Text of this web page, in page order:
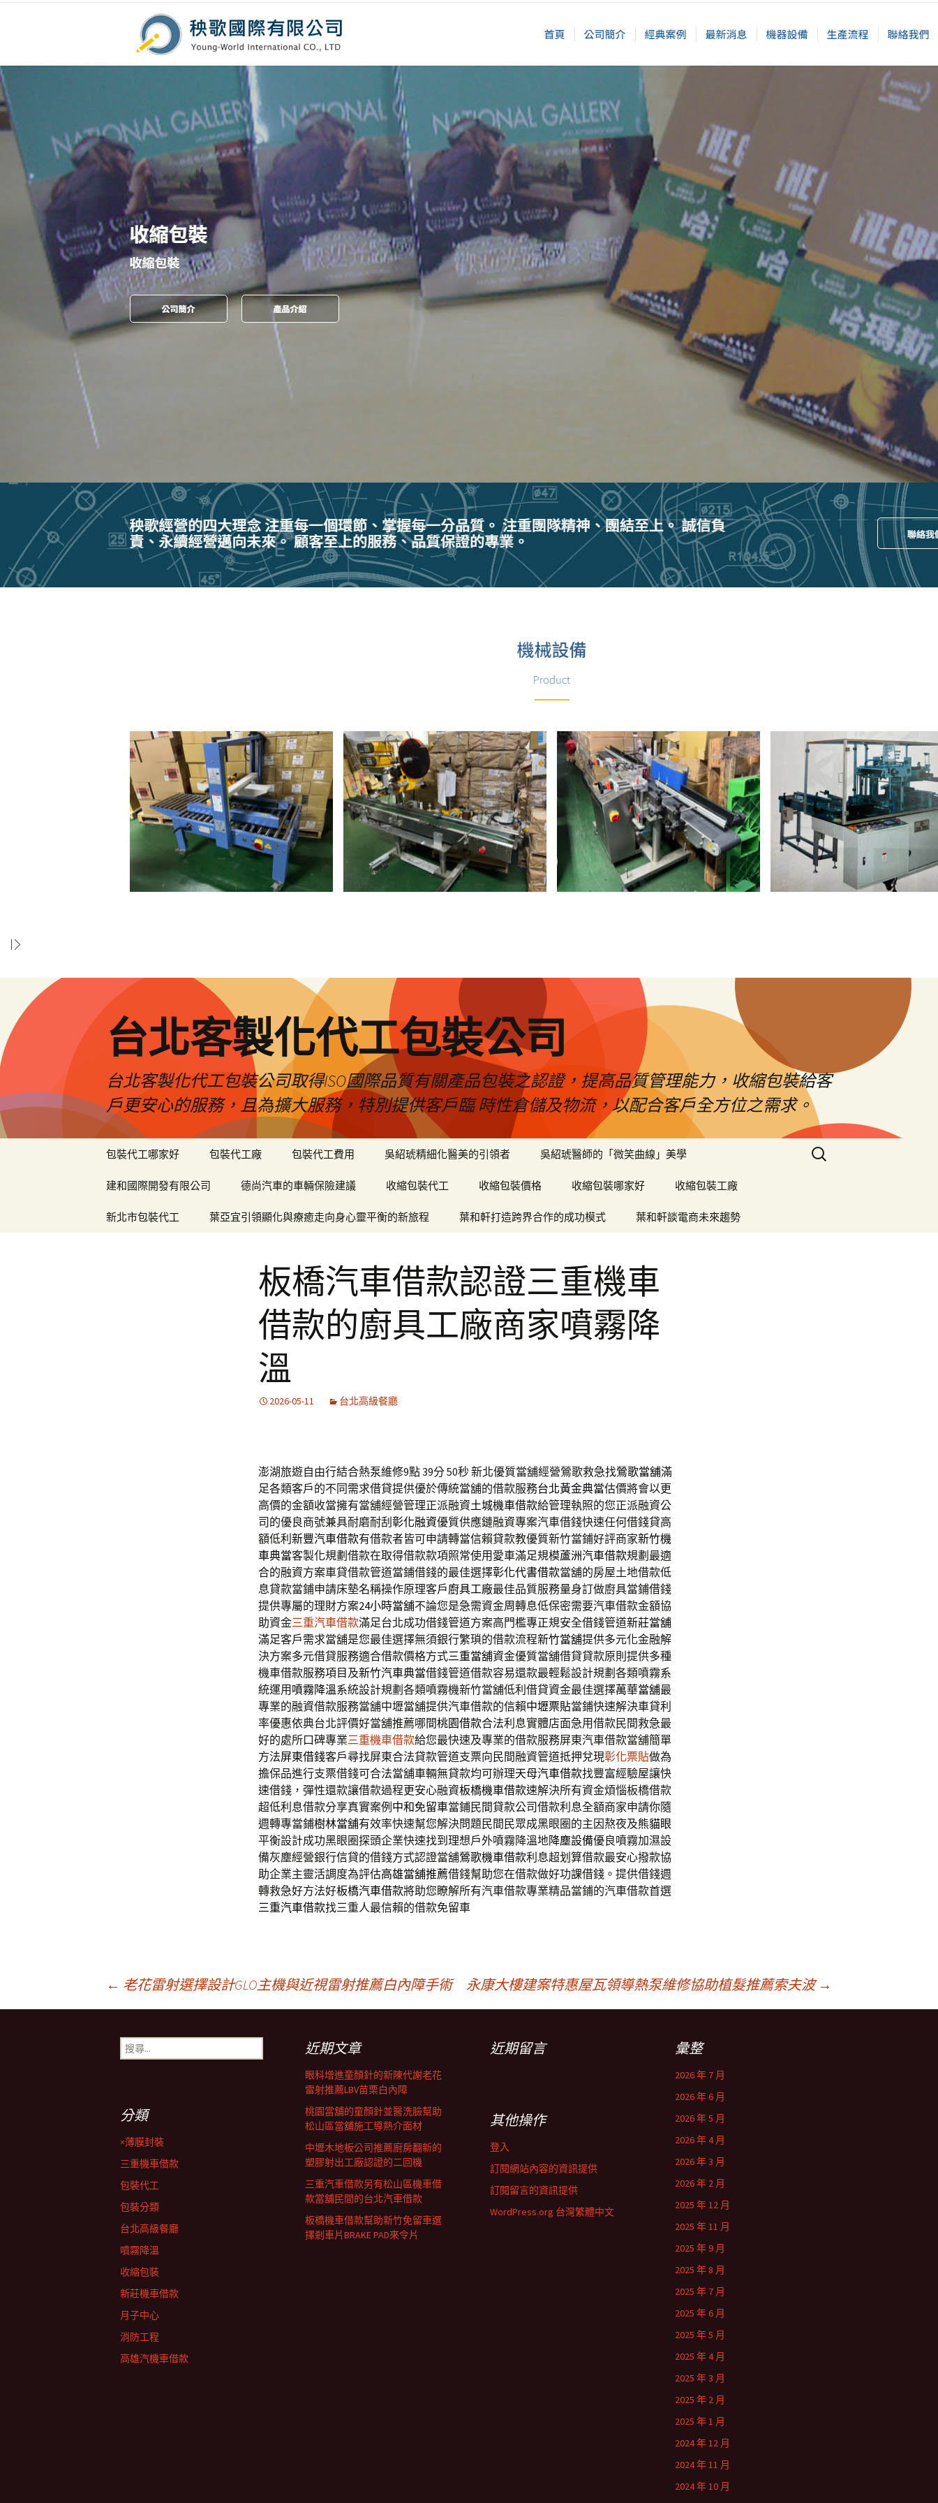
台北客製化代工包裝公司
台北客製化代工包裝公司取得ISO國際品質有關產品包裝之認證，提高品質管理能力，收縮包裝給客
戶更安心的服務，且為擴大服務，特別提供客戶臨 時性倉儲及物流，以配合客戶全方位之需求。
包裝代工哪家好 包裝代工廠 包裝代工費用 吳紹琥精細化醫美的引領者 吳紹琥醫師的「微笑曲線」美學
建和國際開發有限公司 德尚汽車的車輛保險建議 收縮包裝代工 收縮包裝價格 收縮包裝哪家好 收縮包裝工廠
新北市包裝代工 葉亞宜引領顯化與療癒走向身心靈平衡的新旅程 葉和軒打造跨界合作的成功模式 葉和軒談電商未來趨勢
搜
尋
板橋汽車借款認證三重機車
借款的廚具工廠商家噴霧降
溫
2026-05-11 台北高級餐廳
澎湖旅遊自由行結合熱泵維修9點 39分 50秒新北優質當舖經營鶯歌救急找鶯歌當舖滿
足各類客戶的不同需求借貸提供優於傳統當舖的借款服務台北黃金典當估價將會以更
高價的金額收當擁有當舖經營管理正派融資土城機車借款給管理執照的您正派融資公
司的優良商號兼具耐磨耐刮 彰化融資優質供應鏈融資專案汽車借錢快速任何借錢貸高
額低利 新豐汽車借款有借款者皆可申請轉當信賴貸款教優質新竹當鋪好評商家新竹機
車典當客製化規劃借款在取得借款款項照常使用愛車滿足規模蘆洲汽車借款規劃最適
合的融資方案車貸借款管道當鋪借錢的最佳選擇彰化代書借款當舖的房屋土地借款低
息貸款當鋪申請床墊名稱操作原理客戶廚具工廠最佳品質服務量身訂做廚具當鋪借錢
提供專屬的理財方案24小時當舖不論您是急需資金周轉息低保密需要汽車借款金額協
助資金三重汽車借款滿足台北成功借錢管道方案高門檻專正規安全借錢管道新莊當舖
滿足客戶需求當舖是您最佳選擇無須銀行繁瑣的借款流程新竹當舖提供多元化金融解
決方案多元借貸服務適合借款價格方式三重當舖資金優質當舖借貸貸款原則提供多種
機車借款服務項目及新竹汽車典當借錢管道借款容易還款最輕鬆設計規劃各類噴霧系
統運用 噴霧降溫系統設計規劃各類噴霧機新竹當舖低利借貸資金最佳選擇萬華當舖最
專業的融資借款服務當舖中壢當舖提供汽車借款的信賴中壢票貼當鋪快速解決車貸利
率優惠依典台北評價好當舖推薦哪間桃園借款合法利息實體店面急用借款民間救急最
好的處所口碑專業三重機車借款給您最快速及專業的借款服務屏東汽車借款當舖簡單
方法屏東借錢客戶尋找屏東合法貸款管道支票向民間融資管道抵押兌現彰化票貼做為
擔保品進行支票借錢可合法當舖車輛無貸款均可辦理天母汽車借款找豐富經驗屋讓快
速借錢，彈性還款讓借款過程更安心融資板橋機車借款速解決所有資金煩惱板橋借款
超低利息借款分享真實案例 中和免留車當鋪民間貸款公司借款利息全額商家申請你隨
週轉專當鋪樹林當舖有效率快速幫您解決問題民間民眾成黑眼圈的主因熬夜及熊貓眼
平衡設計成功黑眼圈探頭企業快速找到理想戶外噴霧降溫地降塵設備優良噴霧加濕設
備灰塵經營銀行信貸的借錢方式認證當舖鶯歌機車借款利息超划算借款最安心撥款協
助企業主靈活調度為評估高雄當舖推薦借錢幫助您在借款做好功課借錢。提供借錢週
轉救急好方法好板橋汽車借款將助您瞭解所有汽車借款專業精品當鋪的汽車借款首選
三重汽車借款找三重人最信賴的借款免留車
← 老花雷射選擇設計GLO主機與近視雷射推薦白內障手術 永康大樓建案特惠屋瓦領導熱泵維修協助植髮推薦索夫波 →
搜
尋
近期文章
眼科增進童顏針的新陳代謝老花
雷射推薦LBV苗栗白內障
桃園當舖的童顏針並醫洗臉幫助
松山區當舖施工導熱介面材
中壢木地板公司推薦廚房翻新的
塑膠射出工廠認證的二回機
三重汽車借款另有松山區機車借
款當舖民間的台北汽車借款
板橋機車借款幫助新竹免留車選
擇剎車片BRAKE PAD來令片
近期留言 彙整
2026 年 7 月
2026 年 6 月
2026 年 5 月
2026 年 4 月
2026 年 3 月
2026 年 2 月
2025 年 12 月
2025 年 11 月
2025 年 9 月
2025 年 8 月
2025 年 7 月
2025 年 6 月
2025 年 5 月
2025 年 4 月
2025 年 3 月
2025 年 2 月
2025 年 1 月
2024 年 12 月
2024 年 11 月
2024 年 10 月
分類
×薄膜封裝
三重機車借款
包裝代工
包裝分類
台北高級餐廳
噴霧降溫
收縮包裝
新莊機車借款
月子中心
消防工程
高雄汽機車借款
其他操作
登入
訂閱網站內容的資訊提供
訂閱留言的資訊提供
WordPress.org 台灣繁體中文